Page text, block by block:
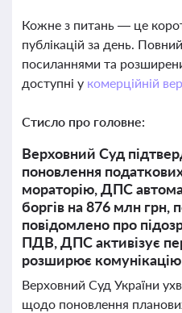
Кожне з питань — це
публікацій за день.
посиланнями та
доступні у комерційній
Стисло про головне:
Верховний Суд
поновлення
мораторію, ДПС
боргів на 876 млн грн,
повідомлено про
ПДВ, ДПС активізує
розширює
Верховний Суд України
щодо поновлення